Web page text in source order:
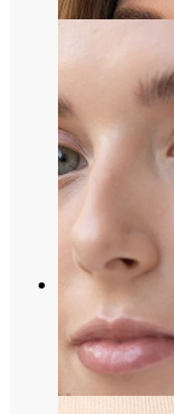
Septum